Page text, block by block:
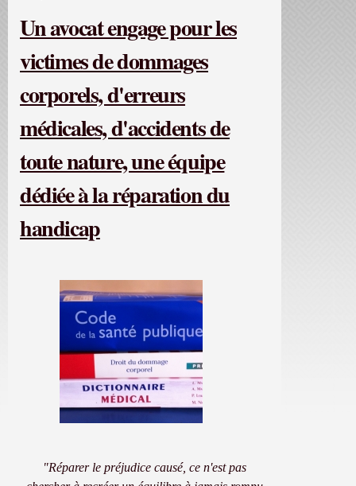
Un avocat engage pour les
victimes de dommages
corporels, d'erreurs
médicales, d'accidents de
toute nature, une équipe
dédiée à la réparation du
handicap
"Réparer le préjudice causé, ce n'est pas